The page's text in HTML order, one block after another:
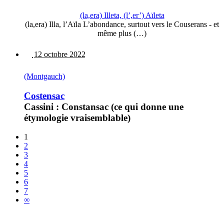
(la,era) Illeta, (l’,er’) Aïleta
(la,era) Illa, l’Aïla L’abondance, surtout vers le Couserans - et
même plus (…)
12 octobre 2022
(Montgauch)
Costensac
Cassini : Constansac (ce qui donne une
étymologie vraisemblable)
1
2
3
4
5
6
7
∞